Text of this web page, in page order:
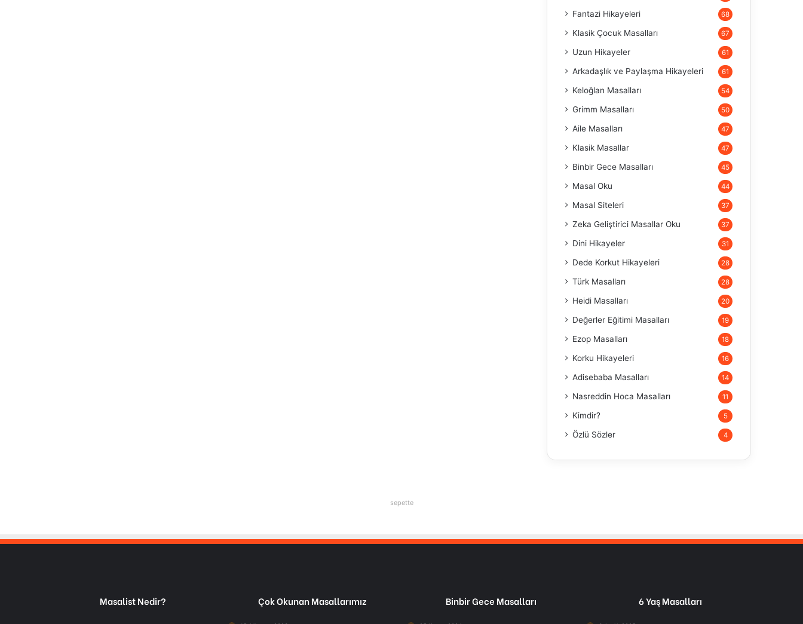
Fantazi Hikayeleri 68
Klasik Çocuk Masalları 67
Uzun Hikayeler 61
Arkadaşlık ve Paylaşma Hikayeleri 61
Keloğlan Masalları 54
Grimm Masalları 50
Aile Masalları 47
Klasik Masallar 47
Binbir Gece Masalları 45
Masal Oku 44
Masal Siteleri 37
Zeka Geliştirici Masallar Oku 37
Dini Hikayeler 31
Dede Korkut Hikayeleri 28
Türk Masalları 28
Heidi Masalları 20
Değerler Eğitimi Masalları 19
Ezop Masalları 18
Korku Hikayeleri 16
Adisebaba Masalları 14
Nasreddin Hoca Masalları 11
Kimdir? 5
Özlü Sözler 4
sepette
Masalist Nedir? Çok Okunan Masallarımız Binbir Gece Masalları 6 Yaş Masalları